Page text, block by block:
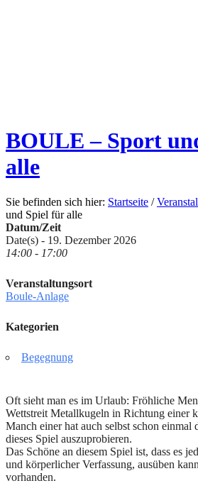
BOULE – Sport
alle
Sie befinden sich hier: Startseite /
und Spiel für alle
Datum/Zeit
Date(s) - 19. Dezember 2026
14:00 - 17:00
Veranstaltungsort
Boule-Anlage
Kategorien
Begegnung
Oft sieht man es im Urlaub: Fröhliche
Wettstreit Metallkugeln in Richtung einer
Manch einer hat auch selbst schon einmal
dieses Spiel auszuprobieren.
Das Schöne an diesem Spiel ist, dass es
und körperlicher Verfassung, ausüben
vorhanden.